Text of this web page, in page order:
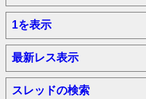
1を表示
最新レス表示
スレッドの検索